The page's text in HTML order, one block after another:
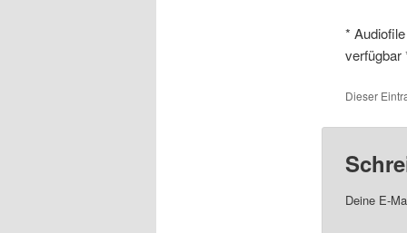
*
verfügbar
Dieser
Deine E-